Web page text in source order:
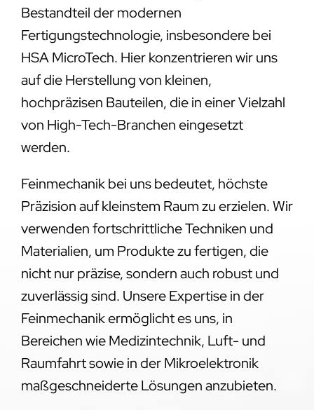
Bestandteil der modernen
Fertigungstechnologie, insbesondere bei
HSA MicroTech. Hier konzentrieren wir uns
auf die Herstellung von kleinen,
hochpräzisen Bauteilen, die in einer Vielzahl
von High-Tech-Branchen eingesetzt
werden.
Feinmechanik bei uns bedeutet, höchste
Präzision auf kleinstem Raum zu erzielen. Wir
verwenden fortschrittliche Techniken und
Materialien, um Produkte zu fertigen, die
nicht nur präzise, sondern auch robust und
zuverlässig sind. Unsere Expertise in der
Feinmechanik ermöglicht es uns, in
Bereichen wie Medizintechnik, Luft- und
Raumfahrt sowie in der Mikroelektronik
maßgeschneiderte Lösungen anzubieten.